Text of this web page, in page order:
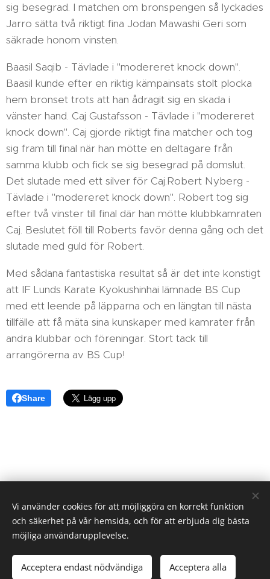
sig besegrad. I matchen om bronspengen så lyckades
Jarro sätta två riktigt fina Jodan Mawashi Geri som
säkrade honom vinsten.
Baasil Saqib - Tävlade i "modereret knock down".
Baasil kunde efter en riktig kämpainsats stolt plocka
hem bronset trots att han ådragit sig en skada i
vänster hand. Caj Gustafsson - Tävlade i "modereret
knock down". Caj gjorde riktigt fina matcher och tog
sig fram till final när han mötte en deltagare från
samma klubb och fick se sig besegrad på domslut.
Det slutade med ett silver för Caj.Robert Nyberg -
Tävlade i "modereret knock down". Robert tog sig
efter två vinster till final där han mötte klubbkamraten
Caj. Beslutet föll till Roberts favör denna gång och det
slutade med guld för Robert.
Med sådana fantastiska resultat så är det inte konstigt
att IF Lunds Karate Kyokushinhai lämnade BS Cup
med ett leende på läpparna och en längtan till nästa
tillfälle att få mäta sina kunskaper med kamrater från
andra klubbar och föreningar. Stort tack till
arrangörerna av BS Cup!
Share
Cookies
Vi använder cookies för att möjliggöra en korrekt funktion
och säkerhet på vår hemsida, och för att erbjuda dig bästa
möjliga användarupplevelse.
Acceptera endast nödvändiga Acceptera alla